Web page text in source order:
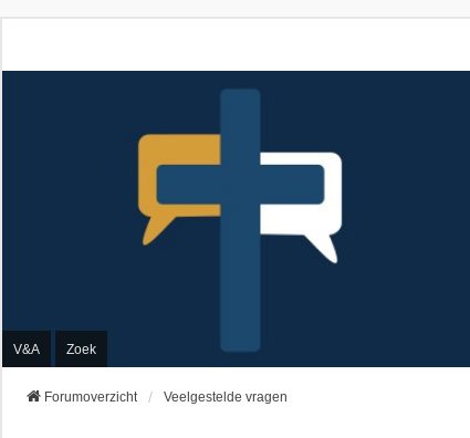
V&A Zoek
Forumoverzicht Veelgestelde vragen